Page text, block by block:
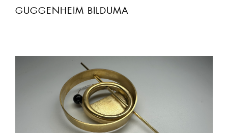
GUGGENHEIM BILDUMA